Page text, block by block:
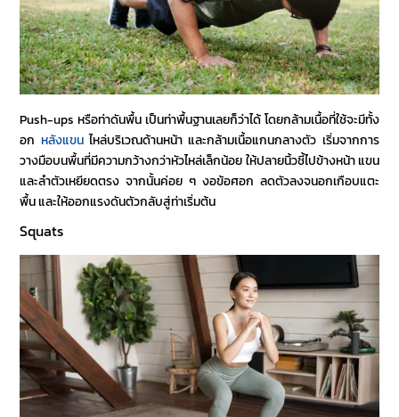
Push-ups หรือท่าดันพื้น เป็นท่าพื้นฐานเลยก็ว่าได้ โดยกล้ามเนื้อที่ใช้จะมีทั้ง
อก หลังแขนไหล่บริเวณด้านหน้า และกล้ามเนื้อแกนกลางตัว เริ่มจากการ
วางมือบนพื้นที่มีความกว้างกว่าหัวไหล่เล็กน้อย ให้ปลายนิ้วชี้ไปข้างหน้า แขน
และลำตัวเหยียดตรง จากนั้นค่อย ๆ งอข้อศอก ลดตัวลงจนอกเกือบแตะ
พื้น และให้ออกแรงดันตัวกลับสู่ท่าเริ่มต้น
Squats